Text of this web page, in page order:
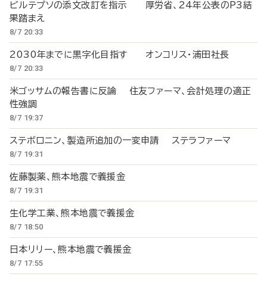
ビルテプソの添文改訂を指示 厚労省、24年公表のP3結
果踏まえ
8/7 20:33
2030年までに黒字化目指す オンコリス・浦田社長
8/7 20:33
米ゴッサムの報告書に反論 住友ファーマ、会計処理の適正
性強調
8/7 19:37
ステボロニン、製造所追加の一変申請 ステラファーマ
8/7 19:31
佐藤製薬、熊本地震で義援金
8/7 19:31
生化学工業、熊本地震で義援金
8/7 18:50
日本リリー、熊本地震で義援金
8/7 17:55